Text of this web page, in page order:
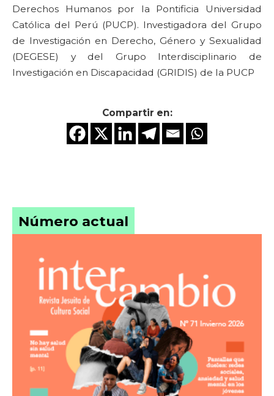
Derechos Humanos por la Pontificia Universidad
Católica del Perú (PUCP). Investigadora del Grupo
de Investigación en Derecho, Género y Sexualidad
(DEGESE) y del Grupo Interdisciplinario de
Investigación en Discapacidad (GRIDIS) de la PUCP
Compartir en:
Número actual